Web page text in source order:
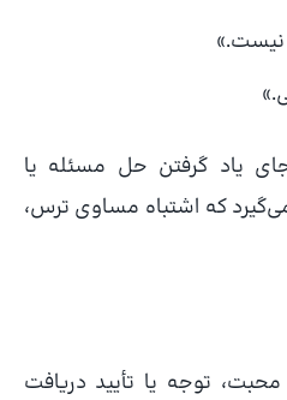
نیست.»
یاد گرفتن حل مسئله یا
که اشتباه مساوی ترس،
توجه یا تأیید دریافت